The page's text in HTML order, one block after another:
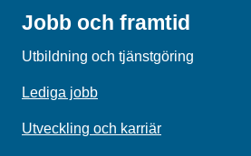
Jobb och framtid
Utbildning och tjänstgöring
Lediga jobb
Utveckling och karriär